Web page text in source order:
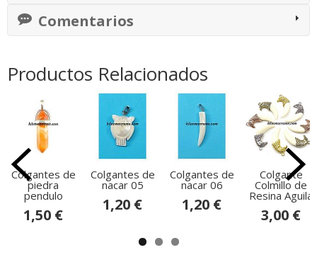
Comentarios
Productos Relacionados
Colgantes de
piedra
pendulo
1,50 €
Colgantes de
nacar 05
1,20 €
Colgantes de
nacar 06
1,20 €
Colgante
Colmillo de
Resina Aguila
3,00 €